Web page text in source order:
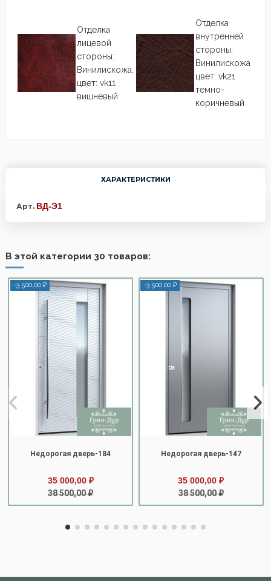
Отделка
лицевой
стороны:
Винилискожа,
цвет: vk11
вишневый
Отделка
внутренней
стороны:
Винилискожа
цвет: vk21
темно-
коричневый
ХАРАКТЕРИСТИКИ
Арт. ВД-Э1
В этой категории 30 товаров:
-3 500,00 ₽
Недорогая дверь-184
35 000,00 ₽
38 500,00 ₽
-3 500,00 ₽
Недорогая дверь-147
35 000,00 ₽
38 500,00 ₽